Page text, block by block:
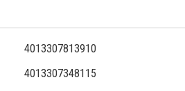
4013307813910
4013307348115